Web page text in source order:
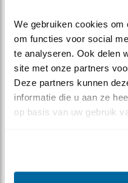
We gebruiken cookies
om functies voor social
te analyseren. Ook delen
site met onze partners
Deze partners kunnen
informatie die u aan ze
op basis van uw gebruik
dorpen en steden
belangrijke leefgebieden
voor vogels en veel
soorten. De trend van
tegenwoordig is helaas
Makkelijk in onderhoud is
u met uw kopje koffie